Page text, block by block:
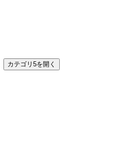
カテゴリ5を開く